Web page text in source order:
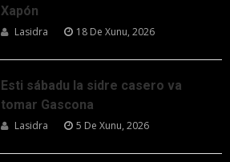
Xapón
Lasidra 18 De Xunu, 2026
Esti sábadu la sidre casero va
tomar Gascona
Lasidra 5 De Xunu, 2026